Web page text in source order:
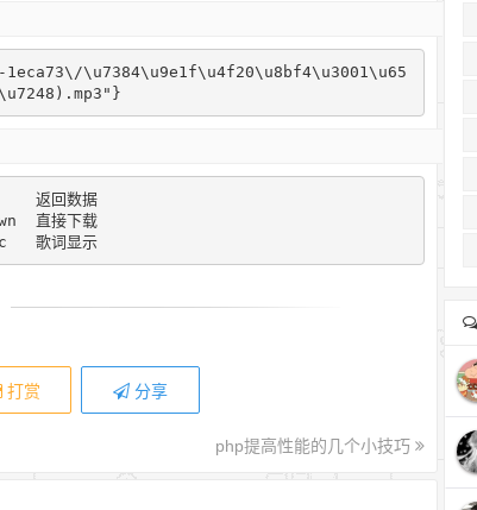
\u7384\u9e1f\u4f20\u8bf4\u3001\u65
返回数据
直接下载
歌词显示
打赏 分享
php提高性能的几个小技巧